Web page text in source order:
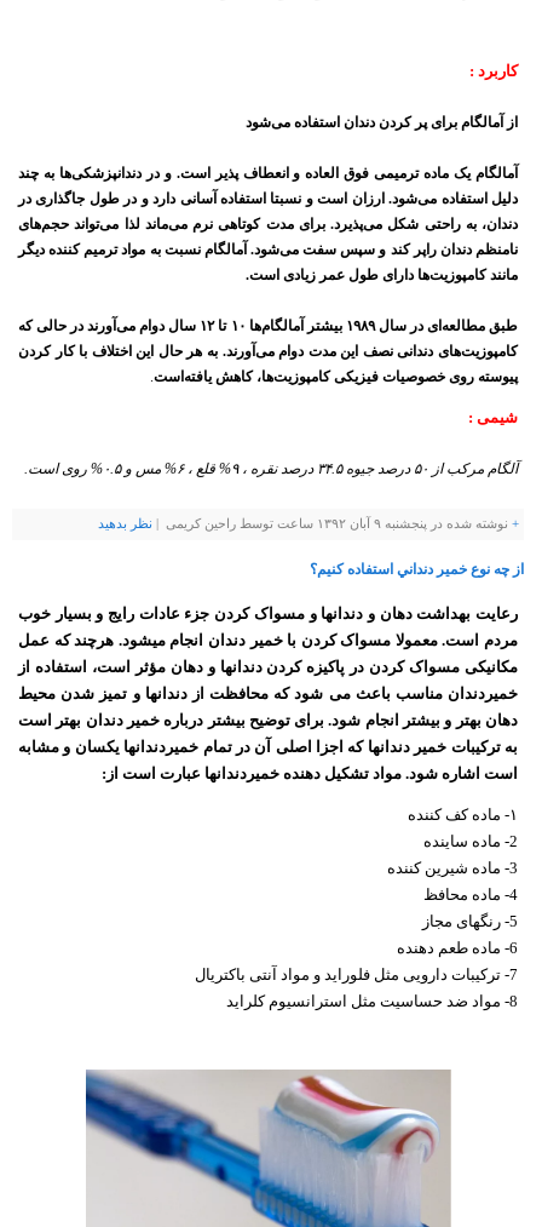
کاربرد :
از آمالگام برای پر کردن دندان استفاده می‌شود
آمالگام یک ماده ترمیمی فوق العاده و انعطاف پذیر است. و در دندانپزشکی‌ها به چند
دلیل استفاده می‌شود. ارزان است و نسبتا استفاده آسانی دارد و در طول جاگذاری در
دندان، به راحتی شکل می‌پذیرد. برای مدت کوتاهی نرم می‌ماند لذا می‌تواند حجم‌های
نامنظم دندان راپر کند و سپس سفت می‌شود. آمالگام نسبت به مواد ترمیم کننده دیگر
مانند کامپوزیت‌ها دارای طول عمر زیادی است.
طبق مطالعه‌ای در سال ۱۹۸۹ بیشتر آمالگام‌ها ۱۰ تا ۱۲ سال دوام می‌آورند در حالی که
کامپوزیت‌های دندانی نصف این مدت دوام می‌آورند. به هر حال این اختلاف با کار کردن
پیوسته روی خصوصیات فیزیکی کامپوزیت‌ها، کاهش یافته‌است.
شیمی :
آلگام مرکب از ۵۰ درصد جیوه ۳۴.۵ درصد نقره ، ۹% قلع ، ۶% مس و ۰.۵% روی است.
+ نوشته شده در پنجشنبه ۹ آبان ۱۳۹۲ ساعت توسط راحین کریمی | نظر بدهيد
از چه نوع خمير دنداني استفاده كنيم؟
رعایت بهداشت دهان و دندانها و مسواک کردن جزء عادات رایج و بسیار خوب
مردم است. معمولا مسواک کردن با خمیر دندان انجام میشود. هرچند که عمل
مکانیکی مسواک کردن در پاکیزه کردن دندانها و دهان مؤثر است، استفاده از
خمیردندان مناسب باعث می شود که محافظت از دندانها و تمیز شدن محیط
دهان بهتر و بیشتر انجام شود. برای توضیح بیشتر درباره خمیر دندان بهتر است
به ترکیبات خمیر دندانها که اجزا اصلی آن در تمام خمیردندانها یکسان و مشابه
است اشاره شود. مواد تشکیل دهنده خمیردندانها عبارت است از:
۱- ماده کف کننده
2- ماده ساینده
3- ماده شیرین کننده
4- ماده محافظ
5- رنگهای مجاز
6- ماده طعم دهنده
7- ترکیبات دارویی مثل فلوراید و مواد آنتی باکتریال
8- مواد ضد حساسیت مثل استرانسیوم كلراید